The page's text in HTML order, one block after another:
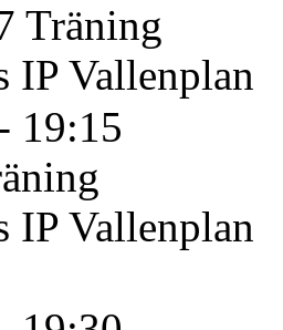
Träning
IP Vallenplan
19:15
IP Vallenplan